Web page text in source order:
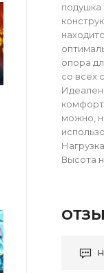
опора
со всех
Идеален
можно,
Высота